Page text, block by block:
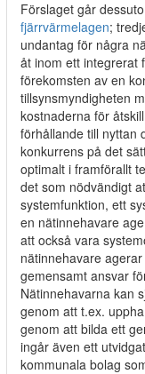
Förslaget går
fjärrvärmelagen;
undantag för några
åt inom ett integrerat
förekomsten av en
tillsynsmyndigheten
kostnaderna för
förhållande till nyttan
konkurrens på det
optimalt i framförallt
det som nödvändigt
systemfunktion, ett
en nätinnehavare
att också vara
nätinnehavare
gemensamt ansvar
Nätinnehavarna kan
genom att t.ex.
genom att bilda ett
ingår även ett
kommunala bolag